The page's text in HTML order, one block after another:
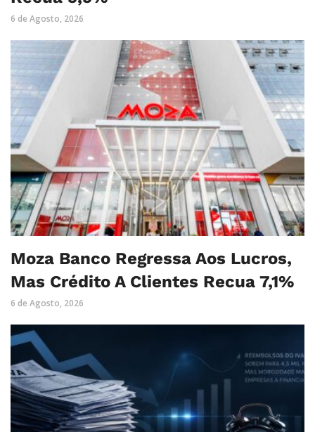
6 de Agosto, 2026
Moza Banco Regressa Aos Lucros,
Mas Crédito A Clientes Recua 7,1%
6 de Agosto, 2026